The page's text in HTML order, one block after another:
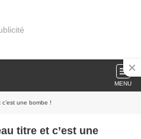
MENU
une bombe !
titre et c’est une